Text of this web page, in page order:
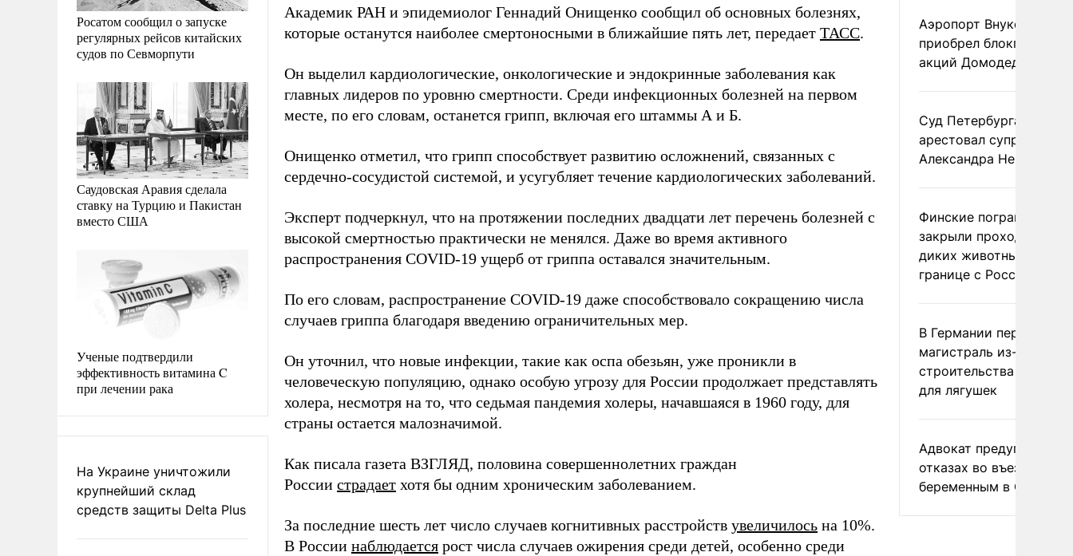
Росатом сообщил о запуске
регулярных рейсов китайских
судов по Севморпути
Саудовская Аравия сделала
ставку на Турцию и Пакистан
вместо США
Ученые подтвердили
эффективность витамина C
при лечении рака
На Украине уничтожили
крупнейший склад
средств защиты Delta Plus
Академик РАН и эпидемиолог Геннадий Онищенко сообщил об основных болезнях,
которые останутся наиболее смертоносными в ближайшие пять лет, передает ТАСС.
Он выделил кардиологические, онкологические и эндокринные заболевания как
главных лидеров по уровню смертности. Среди инфекционных болезней на первом
месте, по его словам, останется грипп, включая его штаммы А и Б.
Онищенко отметил, что грипп способствует развитию осложнений, связанных с
сердечно-сосудистой системой, и усугубляет течение кардиологических заболеваний.
Эксперт подчеркнул, что на протяжении последних двадцати лет перечень болезней с
высокой смертностью практически не менялся. Даже во время активного
распространения COVID-19 ущерб от гриппа оставался значительным.
По его словам, распространение COVID-19 даже способствовало сокращению числа
случаев гриппа благодаря введению ограничительных мер.
Он уточнил, что новые инфекции, такие как оспа обезьян, уже проникли в
человеческую популяцию, однако особую угрозу для России продолжает представлять
холера, несмотря на то, что седьмая пандемия холеры, начавшаяся в 1960 году, для
страны остается малозначимой.
Как писала газета ВЗГЛЯД, половина совершеннолетних граждан
России страдает хотя бы одним хроническим заболеванием.
За последние шесть лет число случаев когнитивных расстройств увеличилось на 10%.
В России наблюдается рост числа случаев ожирения среди детей, особенно среди
Аэропорт Внуково
приобрел блокпакет
акций Домодедово
Суд Петербурга заочно
арестовал супругу
Александра Невзорова
Финские пограничники
закрыли проходы для
диких животных на
границе с Россией
В Германии перекрыли
магистраль из-за
строительства
для лягушек
Адвокат предупредил
отказах во въезде
беременным в США